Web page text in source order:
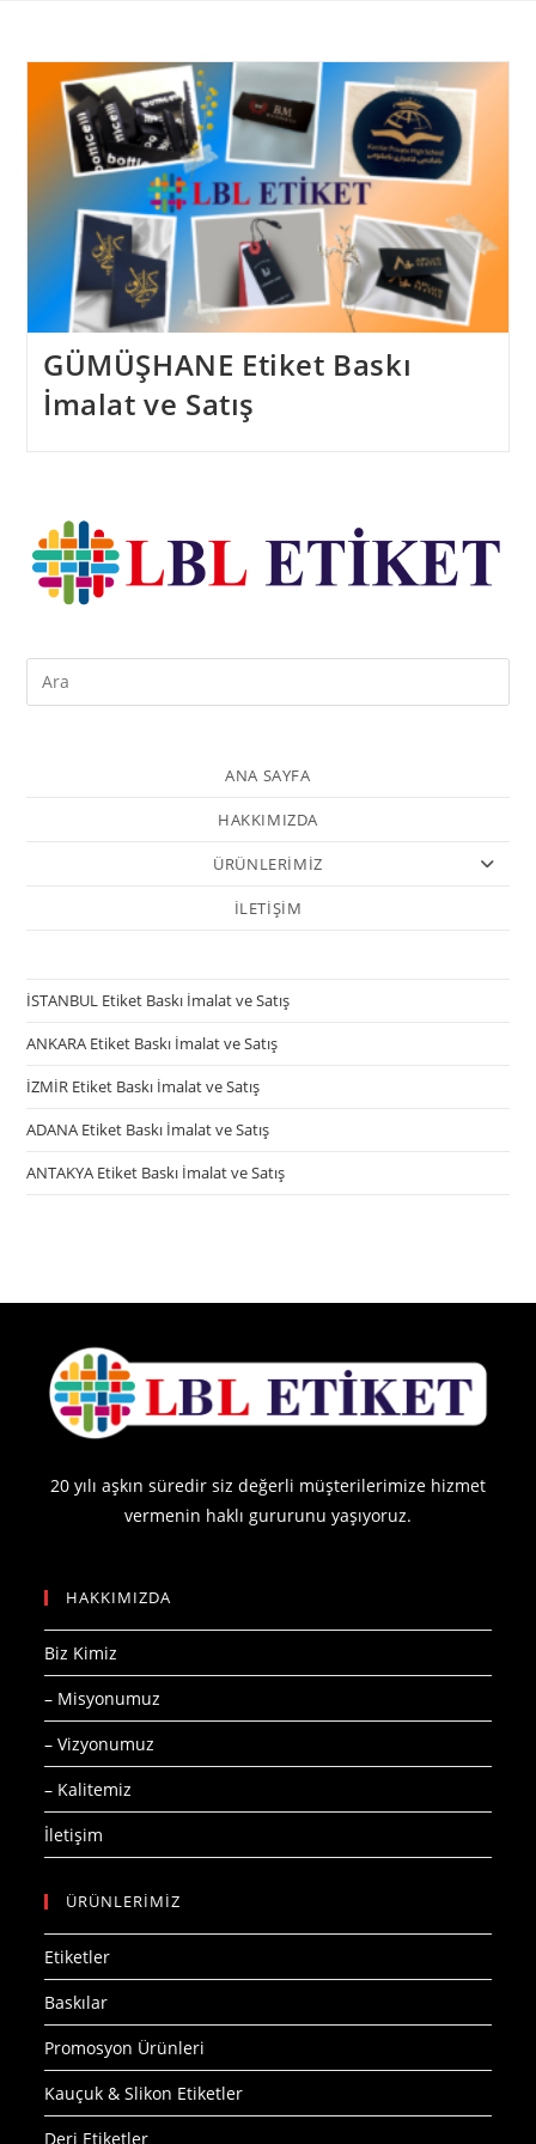
GÜMÜŞHANE Etiket Baskı
İmalat ve Satış
ANA SAYFA
HAKKIMIZDA
ÜRÜNLERİMİZ
İLETİŞİM
İSTANBUL Etiket Baskı İmalat ve Satış
ANKARA Etiket Baskı İmalat ve Satış
İZMİR Etiket Baskı İmalat ve Satış
ADANA Etiket Baskı İmalat ve Satış
ANTAKYA Etiket Baskı İmalat ve Satış
20 yılı aşkın süredir siz değerli müşterilerimize hizmet
vermenin haklı gururunu yaşıyoruz.
HAKKIMIZDA
Biz Kimiz
– Misyonumuz
– Vizyonumuz
– Kalitemiz
İletişim
ÜRÜNLERİMİZ
Etiketler
Baskılar
Promosyon Ürünleri
Kauçuk & Slikon Etiketler
Deri Etiketler